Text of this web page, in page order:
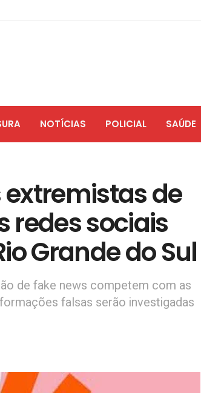
NOTÍCIAS POLICIAL SAÚDE
de
redes sociais
Grande do Sul
de fake news competem com as
falsas serão investigadas